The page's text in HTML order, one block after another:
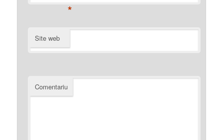
*
Site web
Comentariu